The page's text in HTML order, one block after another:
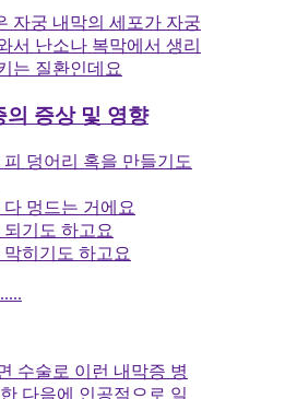
자궁 내막의 세포가 자궁
서 난소나 복막에서 생리
는 질환인데요
의 증상 및 영향
피 덩어리 혹을 만들기도
다 멍드는 거에요
되기도 하고요
막히기도 하고요
수술로 이런 내막증 병
다음에 인공적으로 일